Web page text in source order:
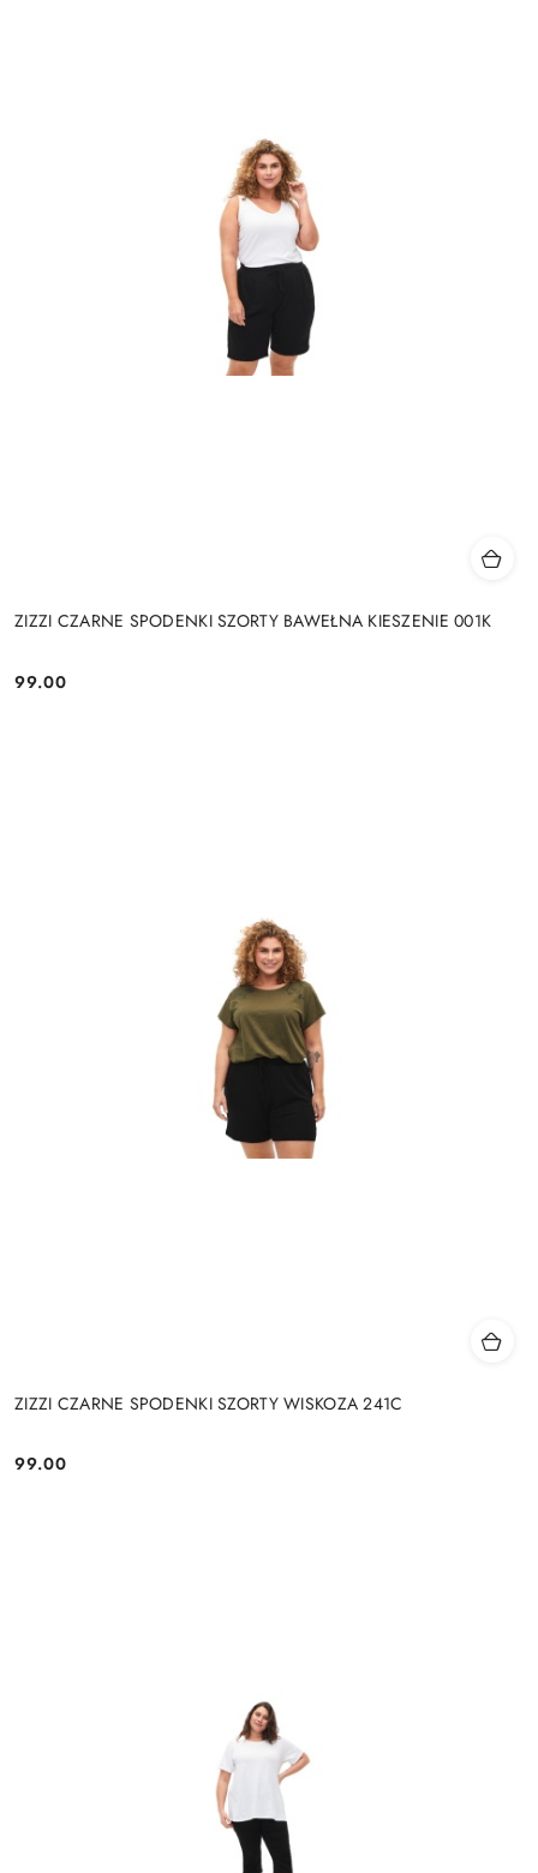
ZIZZI CZARNE SPODENKI SZORTY BAWEŁNA KIESZENIE 001K
Cena:
99.00
ZIZZI CZARNE SPODENKI SZORTY WISKOZA 241C
Cena:
99.00